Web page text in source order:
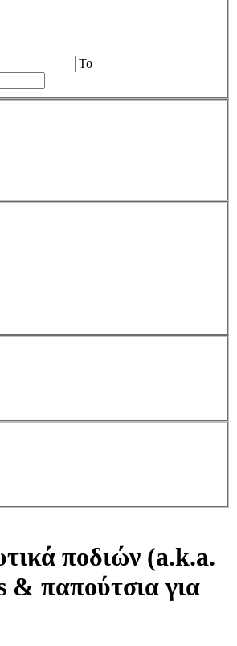
To
ποδιών (a.k.a.
& παπούτσια για